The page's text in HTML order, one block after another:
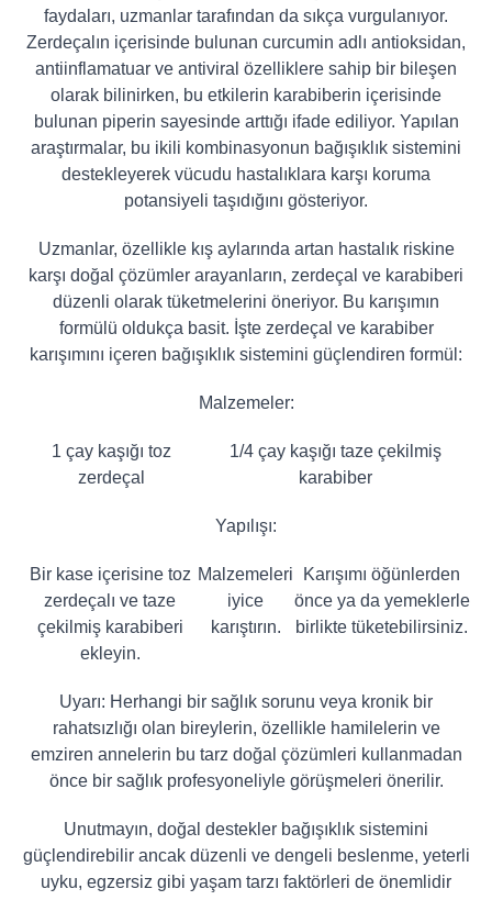
faydaları, uzmanlar tarafından da sıkça vurgulanıyor.
Zerdeçalın içerisinde bulunan curcumin adlı antioksidan,
antiinflamatuar ve antiviral özelliklere sahip bir bileşen
olarak bilinirken, bu etkilerin karabiberin içerisinde
bulunan piperin sayesinde arttığı ifade ediliyor. Yapılan
araştırmalar, bu ikili kombinasyonun bağışıklık sistemini
destekleyerek vücudu hastalıklara karşı koruma
potansiyeli taşıdığını gösteriyor.
Uzmanlar, özellikle kış aylarında artan hastalık riskine
karşı doğal çözümler arayanların, zerdeçal ve karabiberi
düzenli olarak tüketmelerini öneriyor. Bu karışımın
formülü oldukça basit. İşte zerdeçal ve karabiber
karışımını içeren bağışıklık sistemini güçlendiren formül:
Malzemeler:
1 çay kaşığı toz
zerdeçal
1/4 çay kaşığı taze çekilmiş
karabiber
Yapılışı:
Bir kase içerisine toz
zerdeçalı ve taze
çekilmiş karabiberi
ekleyin.
Malzemeleri
iyice
karıştırın.
Karışımı öğünlerden
önce ya da yemeklerle
birlikte tüketebilirsiniz.
Uyarı: Herhangi bir sağlık sorunu veya kronik bir
rahatsızlığı olan bireylerin, özellikle hamilelerin ve
emziren annelerin bu tarz doğal çözümleri kullanmadan
önce bir sağlık profesyoneliyle görüşmeleri önerilir.
Unutmayın, doğal destekler bağışıklık sistemini
güçlendirebilir ancak düzenli ve dengeli beslenme, yeterli
uyku, egzersiz gibi yaşam tarzı faktörleri de önemlidir